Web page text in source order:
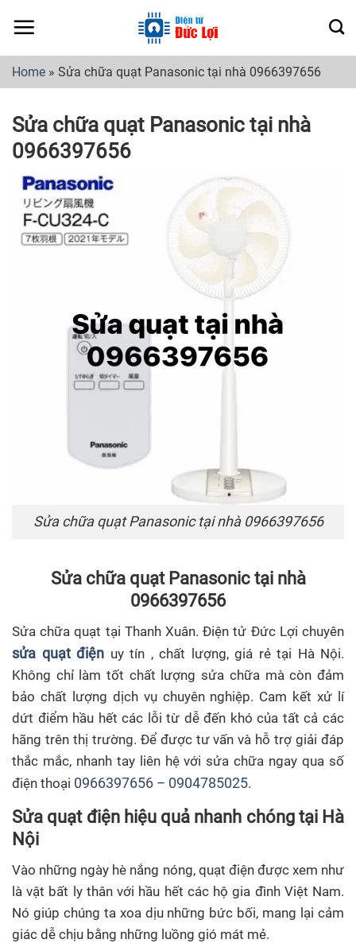
Home » Sửa chữa quạt Panasonic tại nhà 0966397656
Sửa chữa quạt Panasonic tại nhà
0966397656
Sửa chữa quạt Panasonic tại nhà 0966397656
Sửa chữa quạt Panasonic tại nhà
0966397656
Sửa chữa quạt tại Thanh Xuân. Điện tử Đức Lợi chuyên
sửa quạt điện uy tín , chất lượng, giá rẻ tại Hà Nội.
Không chỉ làm tốt chất lượng sửa chữa mà còn đảm
bảo chất lượng dịch vụ chuyên nghiệp. Cam kết xử lí
dứt điểm hầu hết các lỗi từ dễ đến khó của tất cả các
hãng trên thị trường. Để được tư vấn và hỗ trợ giải đáp
thắc mắc, nhanh tay liên hệ với sửa chữa ngay qua số
điện thoại 0966397656 – 0904785025.
Sửa quạt điệnhiệu quả nhanh chóng tại Hà
Nội
Vào những ngày hè nắng nóng, quạt điện được xem như
là vật bất ly thân với hầu hết các hộ gia đình Việt Nam.
Nó giúp chúng ta xoa dịu những bức bối, mang lại cảm
giác dễ chịu bằng những luồng gió mát mẻ.